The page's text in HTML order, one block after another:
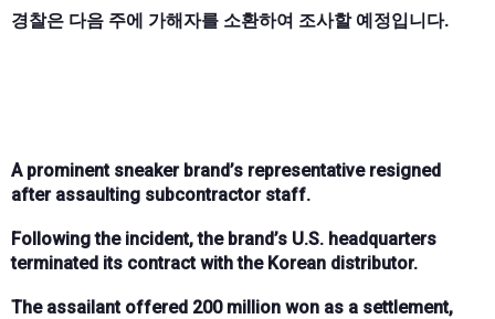
경찰은 다음 주에 가해자를 소환하여 조사할 예정입니다.
A prominent sneaker brand’s representative resigned
after assaulting subcontractor staff.
Following the incident, the brand’s U.S. headquarters
terminated its contract with the Korean distributor.
The assailant offered 200 million won as a settlement,